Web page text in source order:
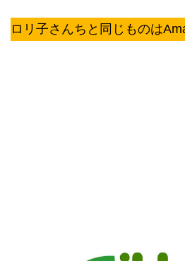
ロリ子さんちと同じものは